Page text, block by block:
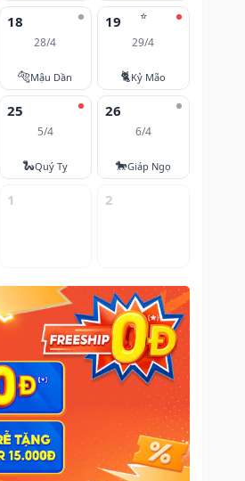
18
28/4
🐅Mậu Dần
⭐
19
29/4
🐈Kỷ Mão
25
5/4
🐍Quý Tỵ
26
6/4
🐎Giáp Ngọ
1 2